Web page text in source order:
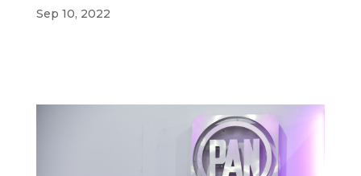
Sep 10, 2022